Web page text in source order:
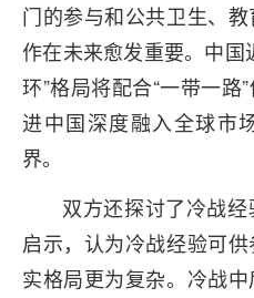
门的参与和公共卫生、
作在未来愈发重要。中国
环”格局将配合“一带一路
进中国深度融入全球市
界。
双方还探讨了冷战
启示，认为冷战经验可
实格局更为复杂。冷战